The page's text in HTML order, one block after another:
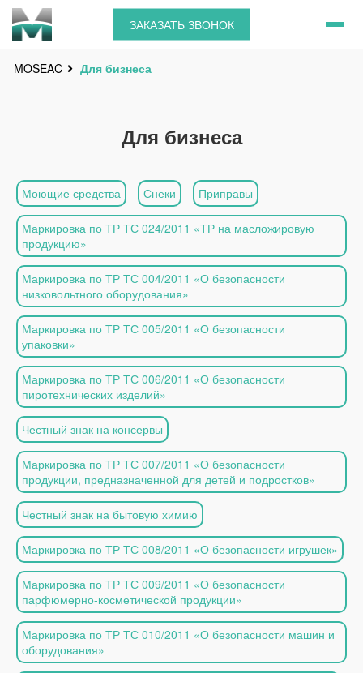
ЗАКАЗАТЬ ЗВОНОК
MOSEAC Для бизнеса
Для бизнеса
Моющие средства Снеки Приправы
Маркировка по ТР ТС 024/2011 «ТР на масложировую
продукцию»
Маркировка по ТР ТС 004/2011 «О безопасности
низковольтного оборудования»
Маркировка по ТР ТС 005/2011 «О безопасности
упаковки»
Маркировка по ТР ТС 006/2011 «О безопасности
пиротехнических изделий»
Честный знак на консервы
Маркировка по ТР ТС 007/2011 «О безопасности
продукции, предназначенной для детей и подростков»
Честный знак на бытовую химию
Маркировка по ТР ТС 008/2011 «О безопасности игрушек»
Маркировка по ТР ТС 009/2011 «О безопасности
парфюмерно-косметической продукции»
Маркировка по ТР ТС 010/2011 «О безопасности машин и
оборудования»